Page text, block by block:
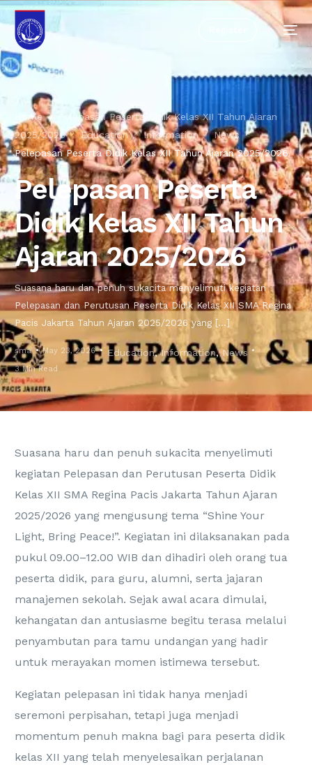
Home
Pelepasan Peserta Didik Kelas XII Tahun Ajaran
2025/2026
Education Information
News
Pelepasan Peserta Didik Kelas XII Tahun Ajaran 2025/2026
Pelepasan Peserta
Didik Kelas XII Tahun
Ajaran 2025/2026
Suasana haru dan penuh sukacita menyelimuti kegiatan
Pelepasan dan Perutusan Peserta Didik Kelas XII SMA Regina
Pacis Jakarta Tahun Ajaran 2025/2026 yang […]
sma May 23, 2026 Education,Information,News
3 Min Read
Suasana haru dan penuh sukacita menyelimuti
kegiatan Pelepasan dan Perutusan Peserta Didik
Kelas XII SMA Regina Pacis Jakarta Tahun Ajaran
2025/2026 yang mengusung tema “Shine Your
Light, Bring Peace!”. Kegiatan ini dilaksanakan pada
pukul 09.00–12.00 WIB dan dihadiri oleh orang tua
peserta didik, para guru, alumni, serta jajaran
manajemen sekolah. Sejak awal acara dimulai,
kehangatan dan antusiasme begitu terasa melalui
penyambutan para tamu undangan yang hadir
untuk merayakan momen istimewa tersebut.
Kegiatan pelepasan ini tidak hanya menjadi
seremoni perpisahan, tetapi juga menjadi
momentum penuh makna bagi para peserta didik
kelas XII yang telah menyelesaikan perjalanan